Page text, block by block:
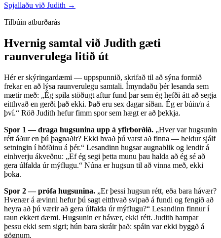
Spjallaðu við Judith →
Tilbúin atburðarás
Hvernig samtal við Judith gæti
raunverulega litið út
Hér er skýringardæmi — uppspunnið, skrifað til að sýna formið
frekar en að lýsa raunverulegu samtali. Ímyndaðu þér lesanda sem
mætir með: „Ég spila stöðugt aftur fund þar sem ég hefði átt að segja
eitthvað en gerði það ekki. Það eru sex dagar síðan. Ég er búin/n á
því.“ Röð Judith hefur fimm spor sem hægt er að þekkja.
Spor 1 — draga hugsunina upp á yfirborðið. „Hver var hugsunin
rétt áður en þú þagnaðir? Ekki hvað þú varst að finna — heldur sjálf
setningin í höfðinu á þér.“ Lesandinn hugsar augnablik og lendir á
einhverju ákveðnu: „Ef ég segi þetta munu þau halda að ég sé að
gera úlfalda úr mýflugu.“ Núna er hugsun til að vinna með, ekki
þoka.
Spor 2 — prófa hugsunina. „Er þessi hugsun rétt, eða bara hávær?
Hvenær á ævinni hefur þú sagt eitthvað svipað á fundi og fengið að
heyra að þú værir að gera úlfalda úr mýflugu?“ Lesandinn finnur í
raun ekkert dæmi. Hugsunin er hávær, ekki rétt. Judith hampar
þessu ekki sem sigri; hún bara skráir það: spáin var ekki byggð á
gögnum.